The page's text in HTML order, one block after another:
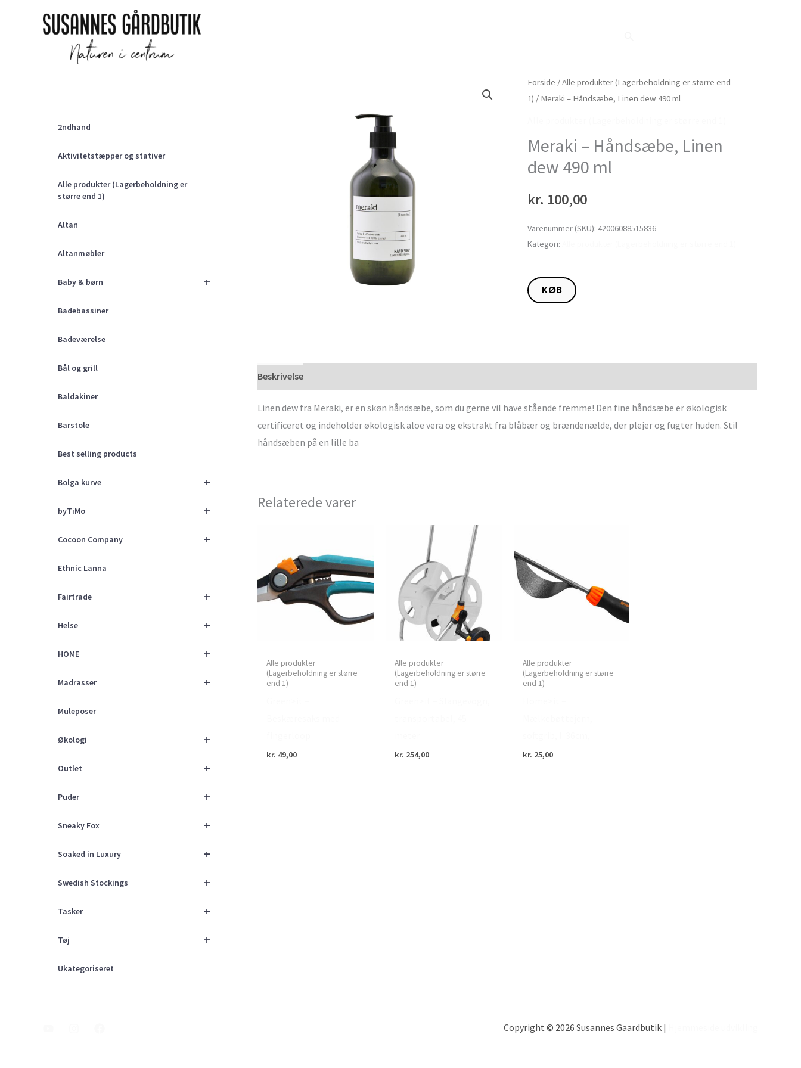
2ndhand
Aktivitetstæpper og stativer
Alle produkter (Lagerbeholdning er
større end 1)
Altan
Altanmøbler
+
Baby & børn
Badebassiner
Badeværelse
Bål og grill
Baldakiner
Barstole
Best selling products
+
Bolga kurve
+
byTiMo
+
Cocoon Company
Ethnic Lanna
+
Fairtrade
+
Helse
+
HOME
+
Madrasser
Muleposer
+
Økologi
+
Outlet
+
Puder
+
Sneaky Fox
+
Soaked in Luxury
+
Swedish Stockings
+
Tasker
+
Tøj
Ukategoriseret
Forside /Alle produkter (Lagerbeholdning er større end
1) / Meraki – Håndsæbe, Linen dew 490 ml
Meraki – Håndsæbe, Linen
dew 490 ml
kr. 100,00
Varenummer (SKU): 42006088515836
Kategori:
KØB
Beskrivelse
Linen dew fra Meraki, er en skøn håndsæbe, som du gerne vil have stående fremme! Den fine håndsæbe er økologisk
certificeret og indeholder økologisk aloe vera og ekstrakt fra blåbær og brændenælde, der plejer og fugter huden. Stil
håndsæben på en lille ba
Relaterede varer
Alle produkter
(Lagerbeholdning er større
end 1)
kr. 49,00
Alle produkter
(Lagerbeholdning er større
end 1)
kr. 254,00
Alle produkter
(Lagerbeholdning er større
end 1)
kr. 25,00
Copyright © 2026 Susannes Gaardbutik |